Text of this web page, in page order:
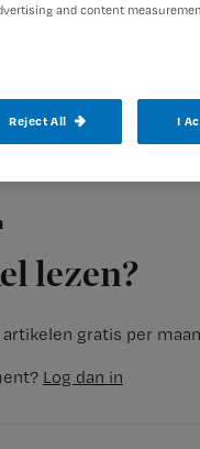
lezen?
gratis per
Log dan in
and content
Reject All I